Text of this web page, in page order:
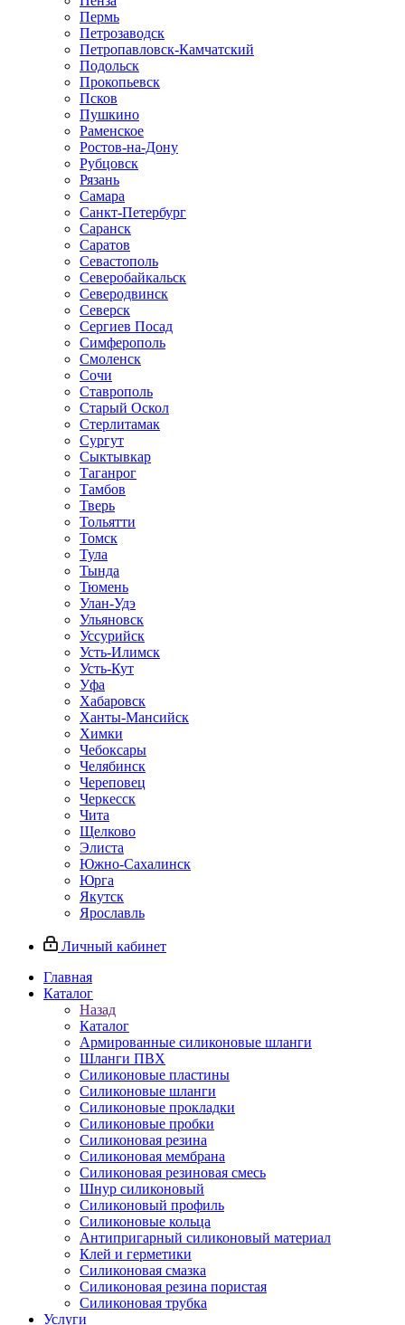
Пермь
Петрозаводск
Петропавловск-Камчатский
Подольск
Прокопьевск
Псков
Пушкино
Раменское
Ростов-на-Дону
Рубцовск
Рязань
Самара
Санкт-Петербург
Саранск
Саратов
Севастополь
Северобайкальск
Северодвинск
Северск
Сергиев Посад
Симферополь
Смоленск
Сочи
Ставрополь
Старый Оскол
Стерлитамак
Сургут
Сыктывкар
Таганрог
Тамбов
Тверь
Тольятти
Томск
Тула
Тында
Тюмень
Улан-Удэ
Ульяновск
Уссурийск
Усть-Илимск
Усть-Кут
Уфа
Хабаровск
Ханты-Мансийск
Химки
Чебоксары
Челябинск
Череповец
Черкесск
Чита
Щелково
Элиста
Южно-Сахалинск
Юрга
Якутск
Ярославль
Личный кабинет
Главная
Каталог
Назад
Каталог
Армированные силиконовые шланги
Шланги ПВХ
Силиконовые пластины
Силиконовые шланги
Силиконовые прокладки
Силиконовые пробки
Силиконовая резина
Силиконовая мембрана
Силиконовая резиновая смесь
Шнур силиконовый
Силиконовый профиль
Силиконовые кольца
Антипригарный силиконовый материал
Клей и герметики
Силиконовая смазка
Силиконовая резина пористая
Силиконовая трубка
Услуги